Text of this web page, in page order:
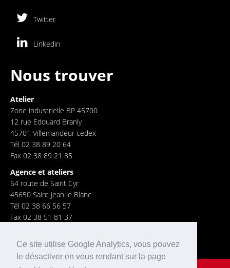
Ce site utilise Google Analytics, vous pouvez
le désactiver en vous rendant sur la page
Twitter
Linkedin
Nous trouver
Atelier
Zone industrielle BP 45700
12 rue Edouard Branly
45701 Villemandeur cedex
Tél 02 38 89 20 64
Fax 02 38 89 21 85
Agence et ateliers
54 route de Saint Cyr
45650 Saint Jean le Blanc
Tél 02 38 66 56 57
Fax 02 38 51 81 37